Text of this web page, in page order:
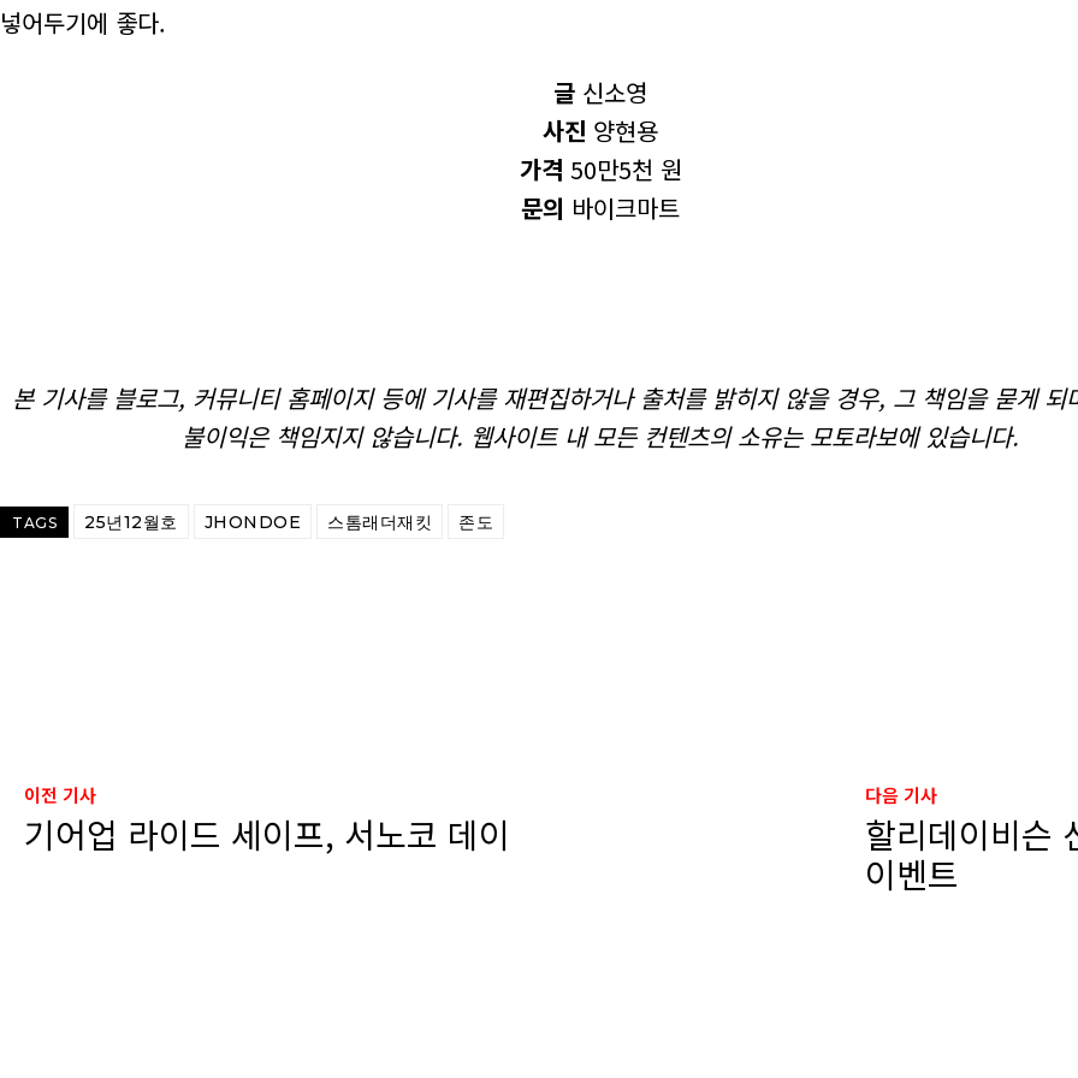
넣어두기에 좋다.
글 신소영
사진 양현용
가격 50만5천 원
문의 바이크마트
본 기사를 블로그, 커뮤니티 홈페이지 등에 기사를 재편집하거나 출처를 밝히지 않을 경우, 그 책임을 묻게 되
불이익은 책임지지 않습니다. 웹사이트 내 모든 컨텐츠의 소유는 모토라보에 있습니다.
TAGS 25년12월호 JHONDOE 스톰래더재킷 존도
이전 기사
기어업 라이드 세이프, 서노코 데이
다음 기사
할리데이비슨
이벤트